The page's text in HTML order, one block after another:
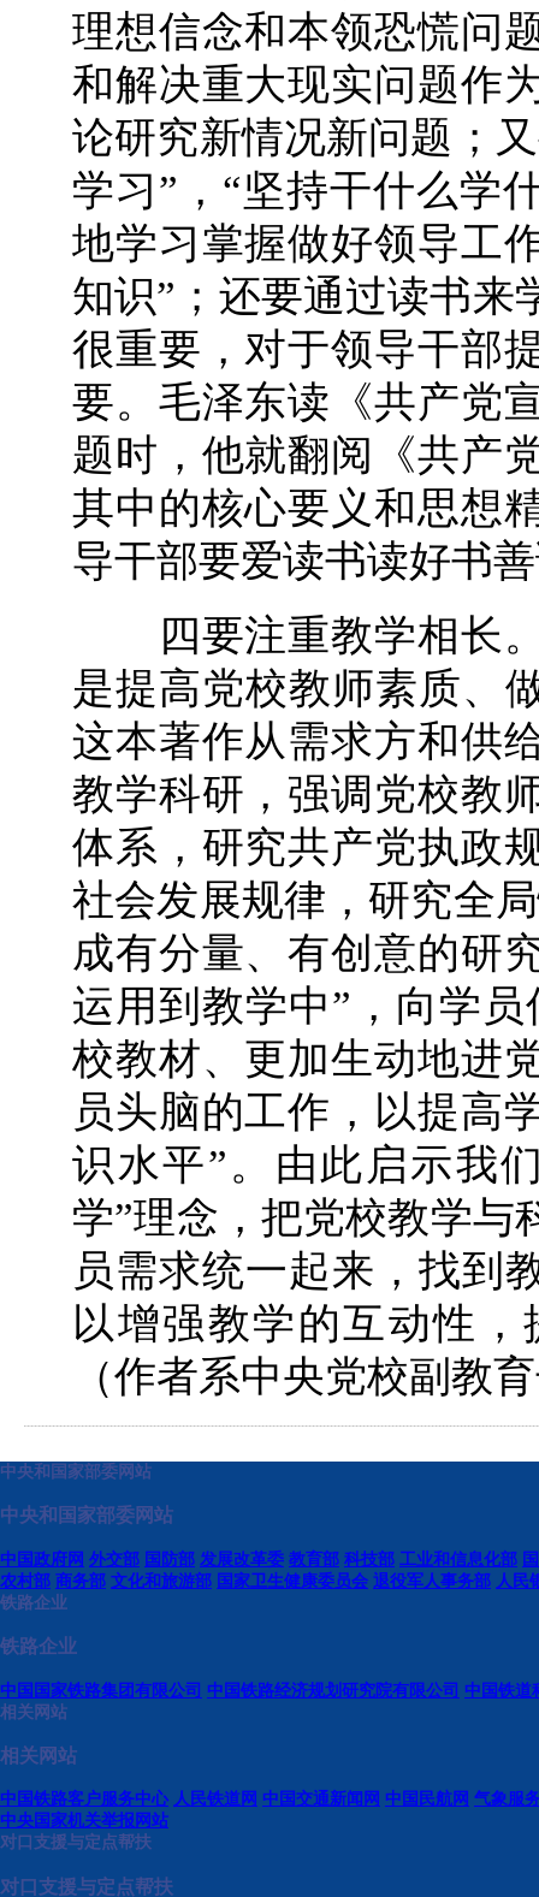
理想信念和本领恐慌问
和解决重大现实问题作
论研究新情况新问题；
学习”，“坚持干什么学
地学习掌握做好领导工
知识”；还要通过读书来
很重要，对于领导干部
要。毛泽东读《共产党
题时，他就翻阅《共产
其中的核心要义和思想
导干部要爱读书读好书
四要注重教学相长。
是提高党校教师素质、
这本著作从需求方和供
教学科研，强调党校教
体系，研究共产党执政
社会发展规律，研究全
成有分量、有创意的研
运用到教学中”，向学
校教材、更加生动地进
员头脑的工作，以提高
识水平”。由此启示我
学”理念，把党校教学与
员需求统一起来，找到
以增强教学的互动性
（作者系中央党校副教
中央和国家部委网站
中央和国家部委网站
中国政府网 外交部 国防部 发展改革委 教育部 科技部 工业和信息化部
农村部 商务部 文化和旅游部 国家卫生健康委员会 退役军人事务部 人民
铁路企业
铁路企业
中国国家铁路集团有限公司 中国铁路经济规划研究院有限公司 中国铁道
相关网站
相关网站
中国铁路客户服务中心 人民铁道网 中国交通新闻网 中国民航网 气象服
中央国家机关举报网站
对口支援与定点帮扶
对口支援与定点帮扶